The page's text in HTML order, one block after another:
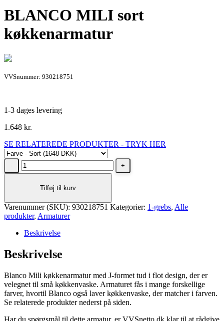
BLANCO MILI sort
køkkenarmatur
VVSnummer: 930218751
1-3 dages levering
1.648 kr.
SE RELATEREDE PRODUKTER - TRYK HER
BLANCO
MILI
køkkenarmatur
Tilføj til kurv
Varenummer (SKU): 930218751 Kategorier: 1-grebs, Alle
produkter, Armaturer
Beskrivelse
Beskrivelse
Blanco Mili køkkenarmatur med J-formet tud i flot design, der er
velegnet til små køkkenvaske. Armaturet fås i mange forskellige
farver, hvortil Blanco også laver køkkenvaske, der matcher i farven.
Se relaterede produkter nederst på siden.
Har du spørgsmål til dette armatur, er VVSnetto.dk klar til at rådgive